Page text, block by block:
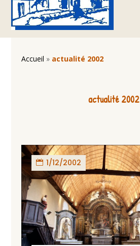
Accueil » actualité 2002
actualité 2002
1/12/2002